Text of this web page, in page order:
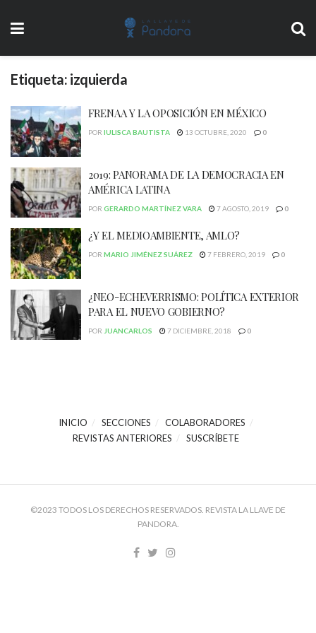
Etiqueta: izquierda
FRENAA Y LA OPOSICIÓN EN MÉXICO
POR IULISCA BAUTISTA 13 OCTUBRE, 2020 0
2019: PANORAMA DE LA DEMOCRACIA EN
AMÉRICA LATINA
POR GERARDO MARTÍNEZ VARA 7 AGOSTO, 2019 0
¿Y EL MEDIOAMBIENTE, AMLO?
POR MARIO JIMÉNEZ SUÁREZ 7 FEBRERO, 2019 0
¿NEO-ECHEVERRISMO: POLÍTICA EXTERIOR
PARA EL NUEVO GOBIERNO?
POR JUANCARLOS 7 DICIEMBRE, 2018 0
INICIO SECCIONES
COLABORADORES
REVISTAS ANTERIORES
SUSCRÍBETE
©2023 TODOS LOS DERECHOS RESERVADOS. REVISTA LA LLAVE DE
PANDORA.